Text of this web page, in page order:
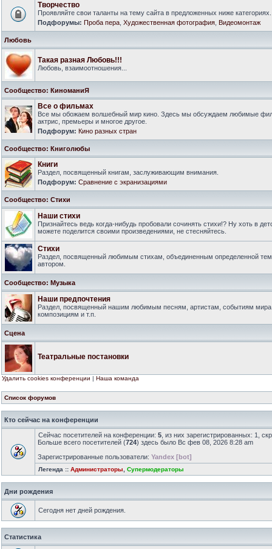
Творчество
Проявляйте свои таланты на тему сайта в предложенных ниже категориях.
Подфорумы: Проба пера Художественная фотография Видеомонтаж
Любовь
Такая разная Любовь!!!
Любовь, взаимоотношения...
Сообщество: КиноманиЯ
Все о фильмах
Все мы обожаем волшебный мир кино. Здесь мы обсуждаем любимые
актрис, премьеры и многое другое.
Подфорум: Кино разных стран
Сообщество: Книголюбы
Книги
Раздел, посвященный книгам, заслуживающим внимания.
Подфорум: Сравнение с экранизациями
Сообщество: Стихи
Наши стихи
Признайтесь ведь когда-нибудь пробовали сочинять стихи!? Ну хоть в
можете поделится своими произведениями, не стесняйтесь.
Стихи
Раздел, посвященный любимым стихам, объединенным определенной
автором.
Сообщество: Музыка
Наши предпочтения
Раздел, посвященный нашим любимым песням, артистам, событиям
композициям и т.п.
Сцена
Театральные постановки
Удалить cookies конференции | Наша команда
Список форумов
Кто сейчас на конференции
Сейчас посетителей на конференции: 5 , из них зарегистрированных: 1,
Больше всего посетителей (724) здесь было Вс фев 08, 2026 8:28 am
Зарегистрированные пользователи: Yandex [bot]
Легенда :: Администраторы Супермодераторы
Дни рождения
Сегодня нет дней рождения.
Статистика